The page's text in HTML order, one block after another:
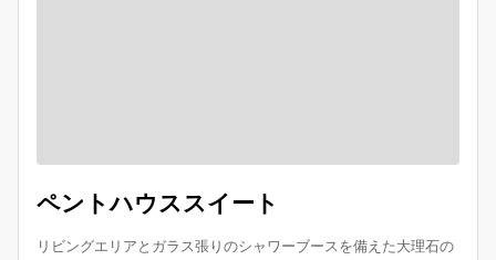
ペントハウススイート
リビングエリアとガラス張りのシャワーブースを備えた大理石の